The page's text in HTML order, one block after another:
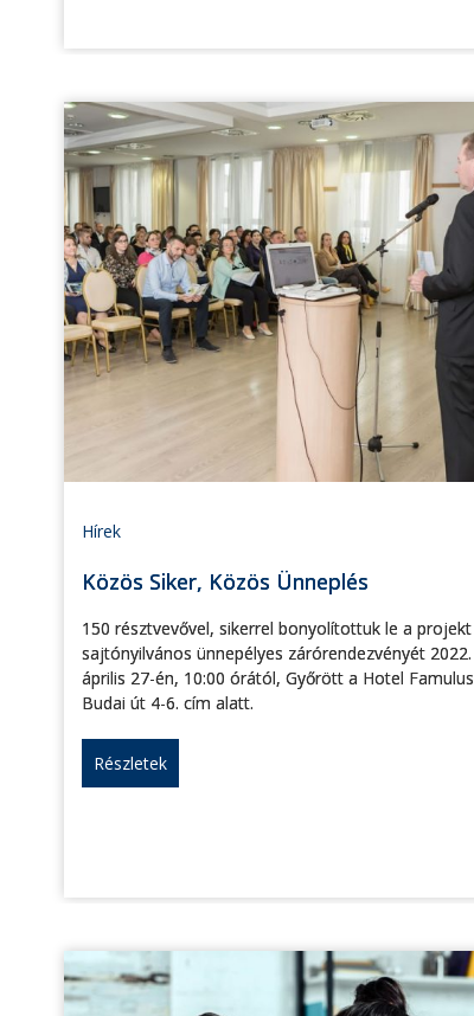
Hírek
Közös Siker, Közös Ünneplés
150 résztvevővel, sikerrel bonyolítottuk le a projekt
sajtónyilvános ünnepélyes zárórendezvényét 2022.
április 27-én, 10:00 órától, Győrött a Hotel Famulus
Budai út 4-6. cím alatt.
Részletek